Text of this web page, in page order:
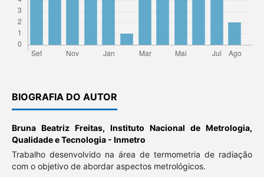
BIOGRAFIA DO AUTOR
Bruna Beatriz Freitas, Instituto Nacional de Metrologia,
Qualidade e Tecnologia - Inmetro
Trabalho desenvolvido na área de termometria de radiação
com o objetivo de abordar aspectos metrológicos.